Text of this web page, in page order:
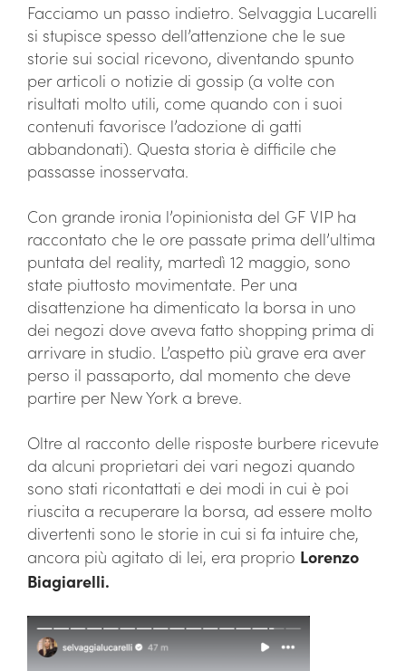
Facciamo un passo indietro. Selvaggia Lucarelli
si stupisce spesso dell’attenzione che le sue
storie sui social ricevono, diventando spunto
per articoli o notizie di gossip (a volte con
risultati molto utili, come quando con i suoi
contenuti favorisce l’adozione di gatti
abbandonati). Questa storia è difficile che
passasse inosservata.
Con grande ironia l’opinionista del GF VIP ha
raccontato che le ore passate prima dell’ultima
puntata del reality, martedì 12 maggio, sono
state piuttosto movimentate. Per una
disattenzione ha dimenticato la borsa in uno
dei negozi dove aveva fatto shopping prima di
arrivare in studio. L’aspetto più grave era aver
perso il passaporto, dal momento che deve
partire per New York a breve.
Oltre al racconto delle risposte burbere ricevute
da alcuni proprietari dei vari negozi quando
sono stati ricontattati e dei modi in cui è poi
riuscita a recuperare la borsa, ad essere molto
divertenti sono le storie in cui si fa intuire che,
ancora più agitato di lei, era proprio Lorenzo
Biagiarelli.